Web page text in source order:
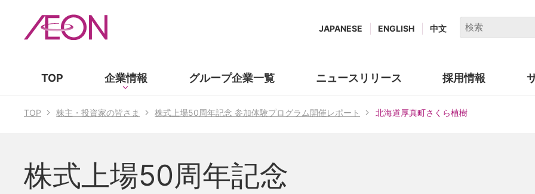
キ
ー
ー
で
TOP 企業情報 グループ企業一覧 ニュースリリース
採用情報
JAPANESE ENGLISH 中文
TOP 株主・投資家の皆さま 株式上場50周年記念 参加体験プログラム開催レポート 北海道厚真町さくら植樹
株式上場50周年記念